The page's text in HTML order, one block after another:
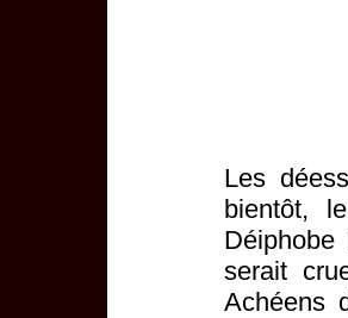
Les
bientôt,
serait
Achéens